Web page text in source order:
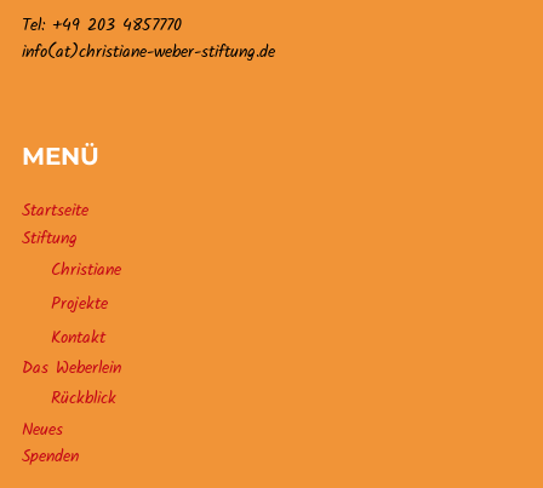
Tel: +49 203 4857770
info(at)christiane-weber-stiftung.de
MENÜ
Startseite
Stiftung
Christiane
Projekte
Kontakt
Das Weberlein
Rückblick
Neues
Spenden